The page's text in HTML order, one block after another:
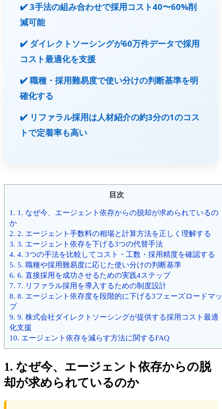
✔️ 3手法の組み合わせで採用コスト40〜60%削
減可能
✔️ ダイレクトソーシングが60万件データで採用
コスト最適化を支援
✔️ 職種・採用難易度で使い分けの判断基準を明
確化する
✔️ リファラル採用は人材紹介の約3分の1のコス
トで定着率も高い
目次
1. 1. なぜ今、エージェント依存からの脱却が求められているの
か
2. 2. エージェント手数料の相場と計算方法を正しく理解する
3. 3. エージェント依存を下げる3つの代替手法
4. 4. 3つの手法を比較してコスト・工数・採用精度を確認する
5. 5. 職種や採用難易度に応じた使い分けの判断基準
6. 6. 直接採用を成功させるための実践4ステップ
7. 7. リファラル採用を導入するための制度設計
8. 8. エージェント依存度を段階的に下げる3フェーズロードマッ
プ
9. 9. 株式会社ダイレクトソーシングが提供する採用コスト最適
化支援
10. エージェント依存を減らす方法に関するFAQ
1. なぜ今、エージェント依存からの脱
却が求められているのか